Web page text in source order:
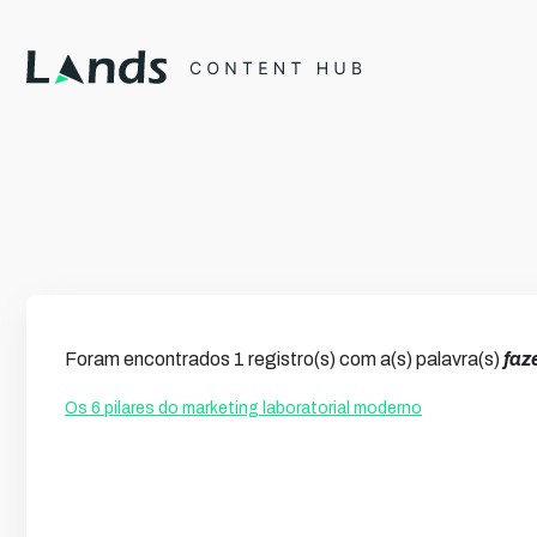
Foram encontrados 1 registro(s) com a(s) palavra(s)
Os 6 pilares do marketing laboratorial moderno